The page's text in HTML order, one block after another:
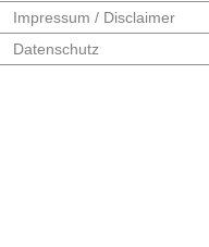
Impressum / Disclaimer
Datenschutz